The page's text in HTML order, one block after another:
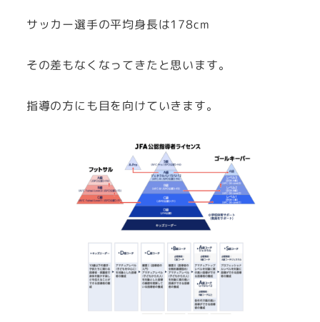
サッカー選手の平均身長は178cm
その差もなくなってきたと思います。
指導の方にも目を向けていきます。